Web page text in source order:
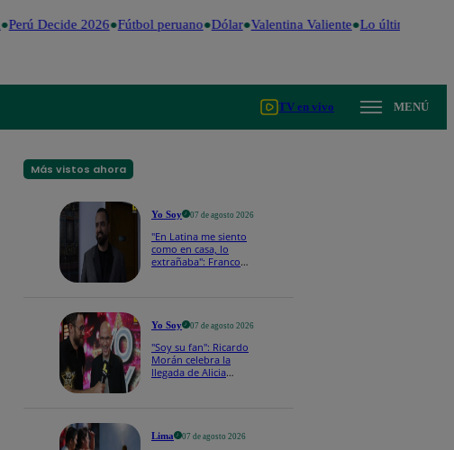
Perú Decide 2026 Fútbol peruano Dólar Valentina Valiente Lo último
TV en vivo MENÚ
Más vistos ahora
Yo Soy 07 de agosto 2026
"En Latina me siento
como en casa, lo
extrañaba": Franco
Yo Soy 07 de agosto 2026
"Soy su fan": Ricardo
Morán celebra la
llegada de Alicia
Lima 07 de agosto 2026